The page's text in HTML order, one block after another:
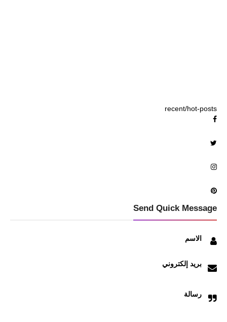
recent/hot-posts
Send Quick Message
الاسم
بريد إلكتروني
رسالة